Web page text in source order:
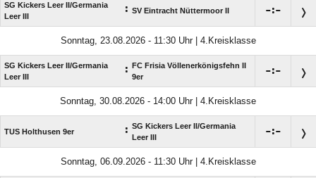
SG Kickers Leer II/​Germania
Leer III
: SV Eintracht Nüttermoor II :
Sonntag, 23.08.2026 - 11:30 Uhr | 4.Kreisklasse
SG Kickers Leer II/​Germania
Leer III
:
FC Frisia Völlenerkönigsfehn II
9er
:
Sonntag, 30.08.2026 - 14:00 Uhr | 4.Kreisklasse
TUS Holthusen 9er : SG Kickers Leer II/​Germania
Leer III
:
Sonntag, 06.09.2026 - 11:30 Uhr | 4.Kreisklasse